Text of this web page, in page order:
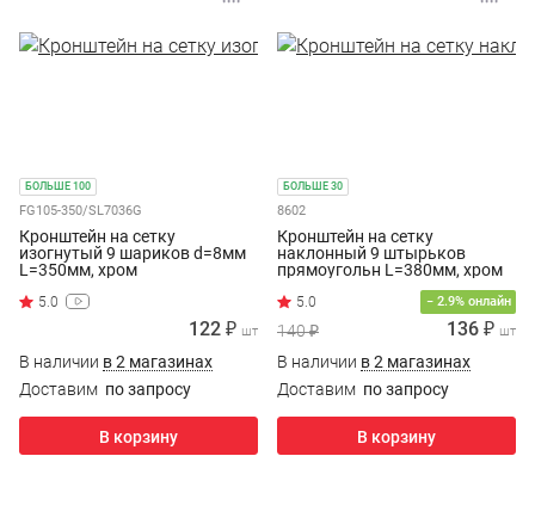
БОЛЬШЕ 100
FG105-350/SL7036G
Кронштейн на сетку
изогнутый 9 шариков d=8мм
L=350мм, хром
122 ₽ шт
В наличии в 2 магазинах
Доставим по запросу
В корзину
БОЛЬШЕ 30
8602
Кронштейн на сетку
наклонный 9 штырьков
прямоугольн L=380мм, хром
− 2.9% онлайн
140 ₽ 136 ₽ шт
В наличии в 2 магазинах
Доставим по запросу
В корзину